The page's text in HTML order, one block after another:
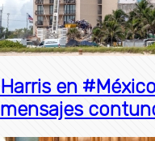
Harris en
mensajes